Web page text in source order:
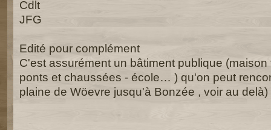
Cdlt
JFG
Edité pour complément
C'est assurément un bâtiment publique (maison
ponts et chaussées - école… ) qu'on peut
plaine de Wöevre jusqu'à Bonzée , voir au delà)